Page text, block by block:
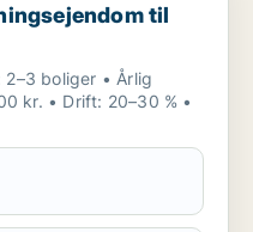
til
% •